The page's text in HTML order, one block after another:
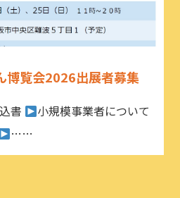
博覧会2026出展者募集
書
小規模事業者について
……